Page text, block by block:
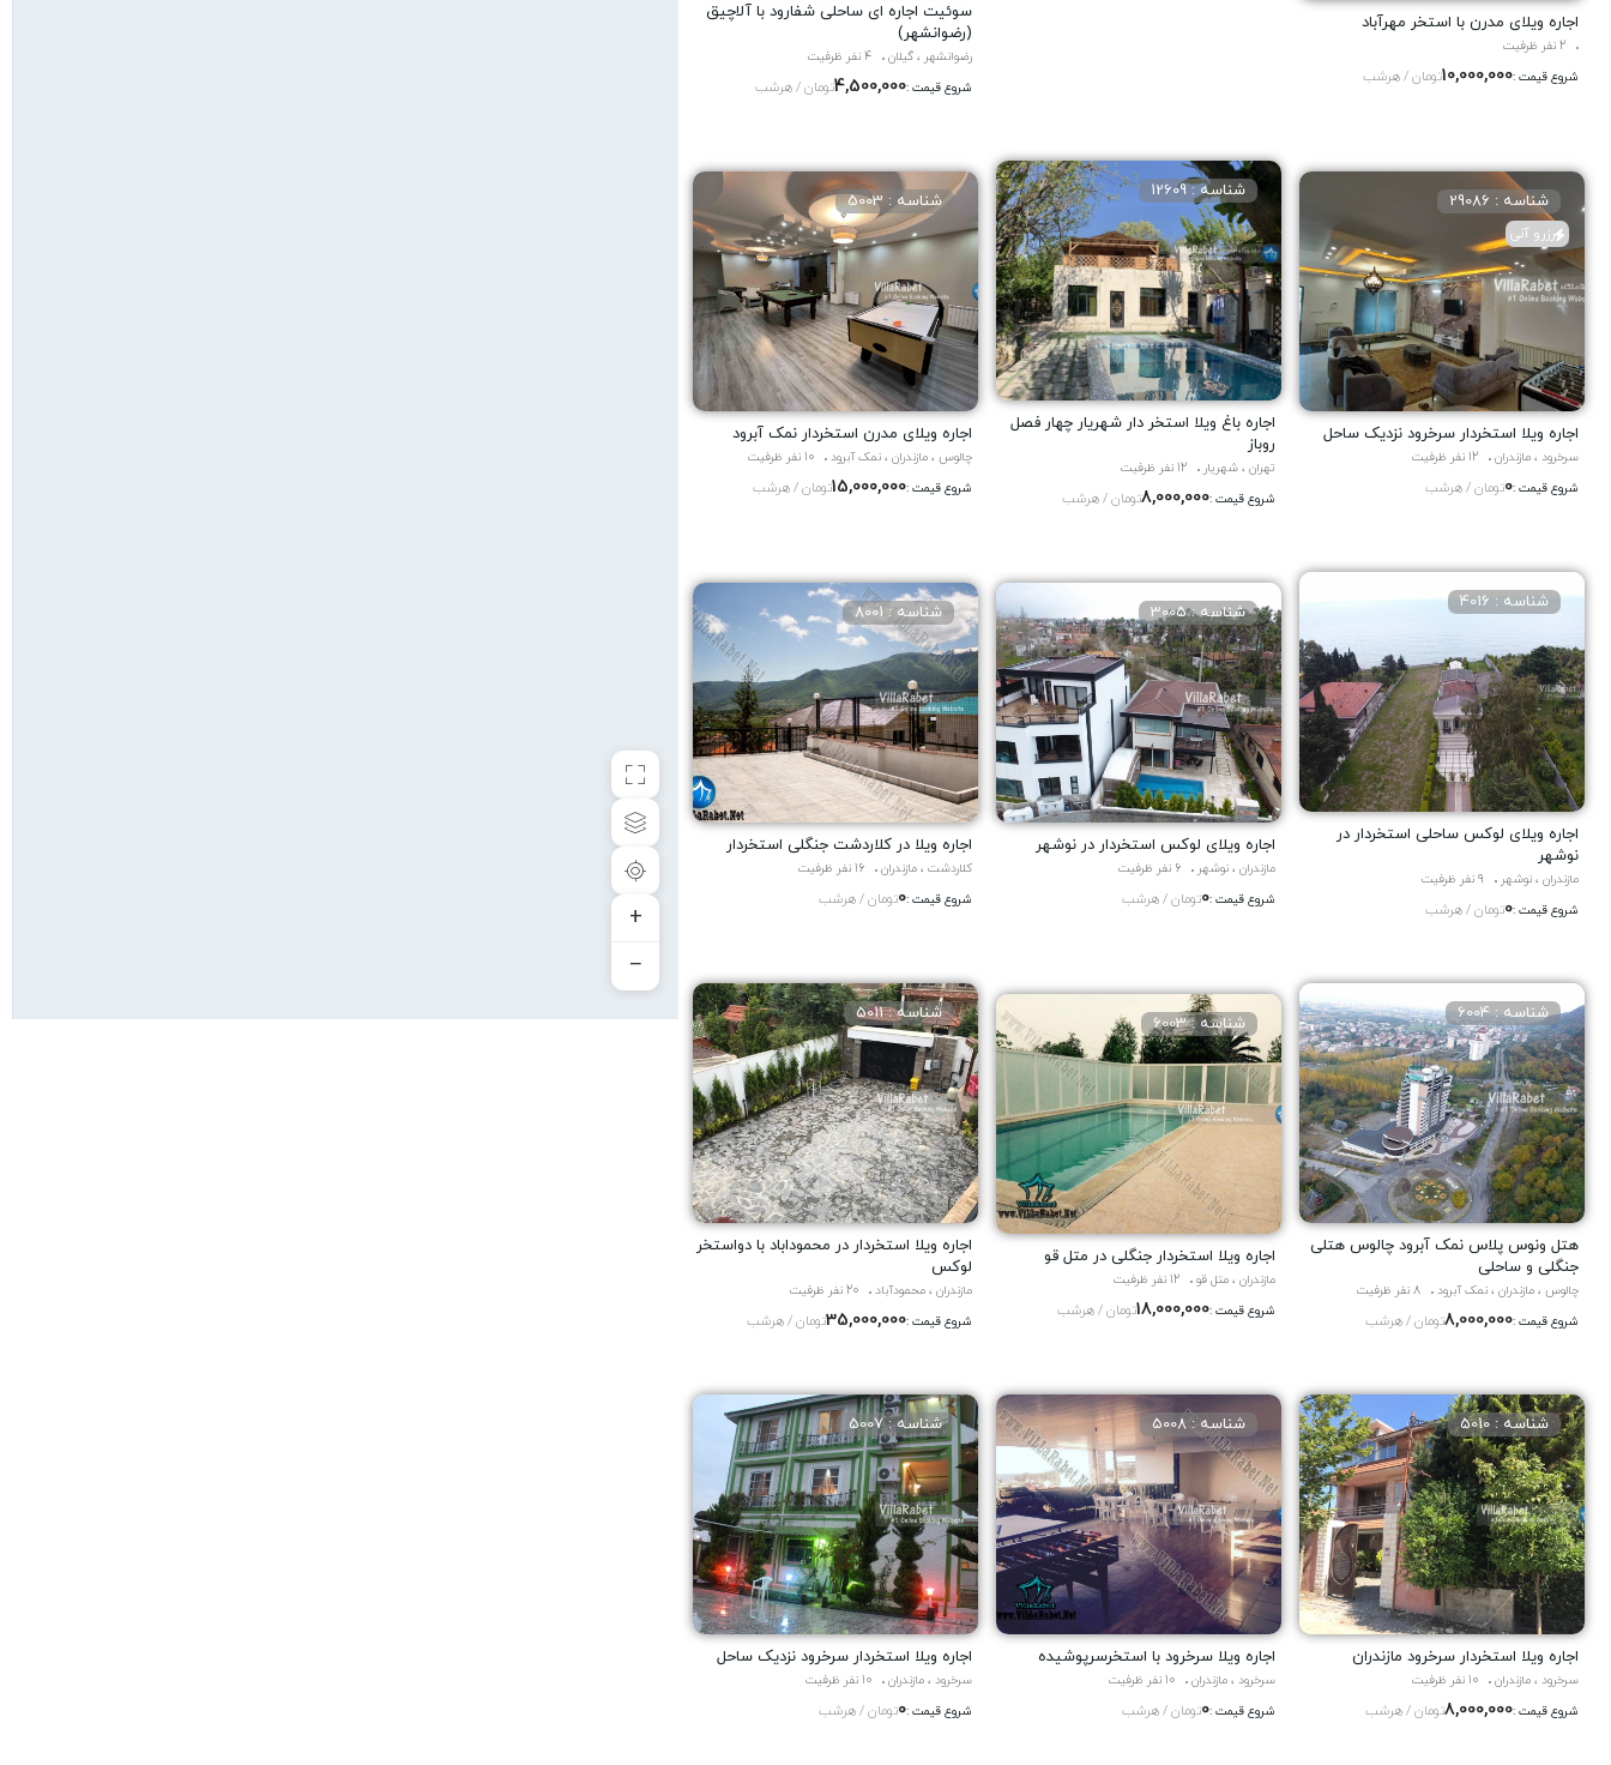
+
−
اجاره ویلای مدرن با استخر مهرآباد
2 نفر ظرفیت
شروع قیمت :10,000,000تومان / هرشب
سوئیت اجاره ای ساحلی شفارود با آلاچیق
(رضوانشهر)
رضوانشهر ، گیلان
4 نفر ظرفیت
شروع قیمت :4,500,000تومان / هرشب
اجاره ویلا استخردار سرخرود نزدیک ساحل
شناسه : 29086
رزرو آنی
سرخرود ، مازندران
12 نفر ظرفیت
شروع قیمت :0تومان / هرشب
اجاره باغ ویلا استخر دار شهریار چهار فصل
روباز
شناسه : 12609
تهران ، شهریار
12 نفر ظرفیت
شروع قیمت :8,000,000تومان / هرشب
اجاره ویلای مدرن استخردار نمک آبرود
شناسه : 5003
چالوس ، مازندران ، نمک آبرود
10 نفر ظرفیت
شروع قیمت :15,000,000تومان / هرشب
اجاره ویلای لوکس ساحلی استخردار در
نوشهر
شناسه : 4016
مازندران ، نوشهر
9 نفر ظرفیت
شروع قیمت :0تومان / هرشب
اجاره ویلای لوکس استخردار در نوشهر
شناسه : 3005
مازندران ، نوشهر
6 نفر ظرفیت
شروع قیمت :0تومان / هرشب
اجاره ویلا در کلاردشت جنگلی استخردار
شناسه : 8001
کلاردشت ، مازندران
16 نفر ظرفیت
شروع قیمت :0تومان / هرشب
هتل ونوس پلاس نمک آبرود چالوس هتلی
جنگلی و ساحلی
شناسه : 6004
چالوس ، مازندران ، نمک آبرود
8 نفر ظرفیت
شروع قیمت :8,000,000تومان / هرشب
اجاره ویلا استخردار جنگلی در متل قو
شناسه : 6003
مازندران ، متل قو
12 نفر ظرفیت
شروع قیمت :18,000,000تومان / هرشب
اجاره ویلا استخردار در محموداباد با دواستخر
لوکس
شناسه : 5011
مازندران ، محمودآباد
20 نفر ظرفیت
شروع قیمت :35,000,000تومان / هرشب
اجاره ویلا استخردار سرخرود مازندران
شناسه : 5010
سرخرود ، مازندران
10 نفر ظرفیت
شروع قیمت :8,000,000تومان / هرشب
اجاره ویلا سرخرود با استخرسرپوشیده
شناسه : 5008
سرخرود ، مازندران
10 نفر ظرفیت
شروع قیمت :0تومان / هرشب
اجاره ویلا استخردار سرخرود نزدیک ساحل
شناسه : 5007
سرخرود ، مازندران
10 نفر ظرفیت
شروع قیمت :0تومان / هرشب